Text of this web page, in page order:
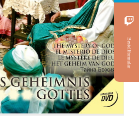
–
Leben und Göttliche
Fundamente
Bestellformular